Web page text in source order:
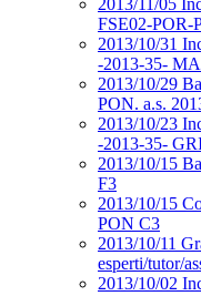
2013/11/05
FSE02-
2013/10/31
-2013-35-
2013/10/29
PON. a.s.
2013/10/23
-2013-35-
2013/10/15
F3
2013/10/15
PON C3
2013/10/11
esperti/tutor/
2013/10/02